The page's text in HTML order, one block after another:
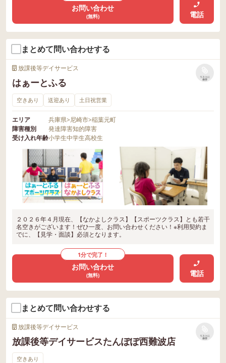
お問い合わせ
(無料) 電話
まとめて問い合わせする
放課後等デイサービス
はぁーとふる
リストに
保存
空きあり 送迎あり 土日祝営業
エリア 兵庫県>尼崎市>稲葉元町
障害種別
発達障害知的障害
受け入れ年齢小学生中学生高校生
２０２６年４月現在、【なかよしクラス】【スポーツクラス】とも若干
名空きがございます！ぜひ一度、お問い合わせください！※利用契約ま
でに、【見学・面談】必須となります。
1分で完了！
お問い合わせ
(無料) 電話
まとめて問い合わせする
放課後等デイサービス
放課後等デイサービスたんぽぽ西難波店
リストに
保存
空きあり